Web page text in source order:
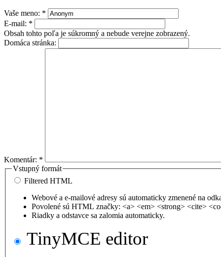
Vaše meno: *
E-mail: *
Obsah tohto poľa je súkromný a nebude verejne zobrazený.
Domáca stránka:
Komentár: *
Vstupný formát
Filtered HTML
Webové a e-mailové adresy sú automaticky zmenené na
Povolené sú HTML značky: <a> <em> <strong> <cite>
Riadky a odstavce sa zalomia automaticky.
TinyMCE editor